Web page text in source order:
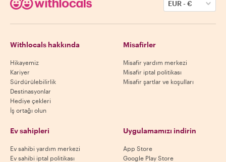
EUR-€
Withlocals hakkında
Hikayemiz
Kariyer
Sürdürülebilirlik
Destinasyonlar
Hediye çekleri
İş ortağı olun
Misafirler
Misafir yardım merkezi
Misafir iptal politikası
Misafir şartlar ve koşulları
Ev sahipleri
Ev sahibi yardım merkezi
Ev sahibi iptal politikası
Uygulamamızı indirin
App Store
Google Play Store